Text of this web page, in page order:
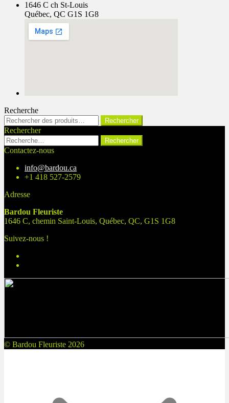
1646 C ch St-Louis
Québec, QC G1S 1G8
Recherche
Rechercher :
Rechercher
Rechercher
Rechercher :
Contactez-nous
info@bardou.ca
+1 418 527-2579
Adresse
Bardou Fleuriste
1646 C, chemin Saint-Louis, Québec, QC, G1S 1G8
Suivez-nous !
© Bardou Fleuriste 2026